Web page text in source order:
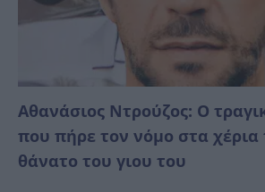
Αθανάσιος Ντρούζος: Ο
που πήρε τον νόμο στα χέρια
θάνατο του γιου του